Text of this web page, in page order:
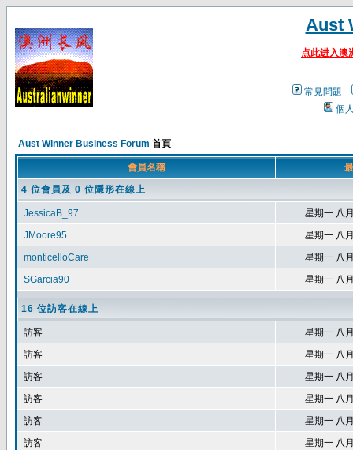
Aust
点此进入澳
常見問題
個
Aust Winner Business Forum 首頁
會員名稱
4 位會員及 0 位隱形在線上
JessicaB_97
星期一 八
JMoore95
星期一 八
monticelloCare
星期一 八
SGarcia90
星期一 八
16 位訪客在線上
訪客
星期一 八
訪客
星期一 八
訪客
星期一 八
訪客
星期一 八
訪客
星期一 八
訪客
星期一 八